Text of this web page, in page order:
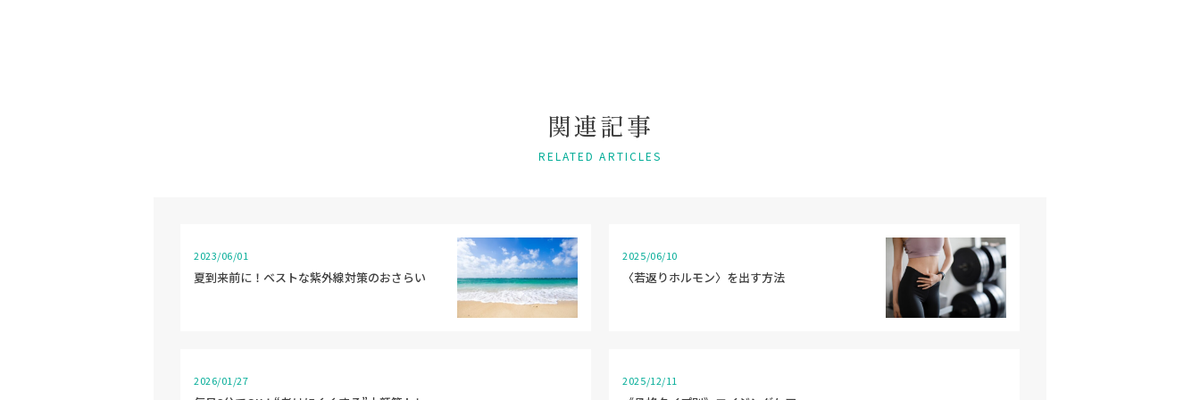
関連記事
RELATED ARTICLES
2023/06/01
夏到来前に！ベストな紫外線対策のおさらい
2025/06/10
〈若返りホルモン〉を出す方法
2026/01/27 2025/12/11